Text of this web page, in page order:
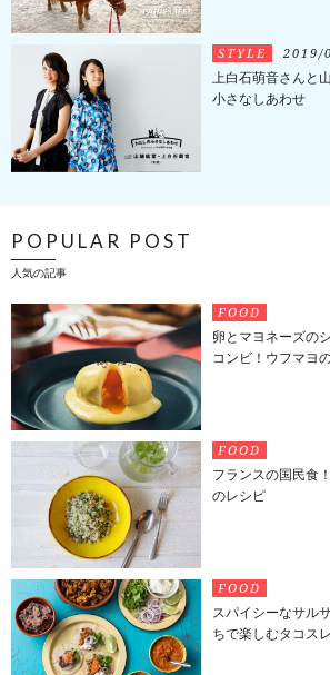
STYLE 2019/
上白石萌音さんと
小さなしあわせ
POPULAR POST
人気の記事
FOOD
卵とマヨネーズの
コンビ！ウフマヨ
FOOD
フランスの国民食
のレシピ
FOOD
スパイシーなサル
ちで楽しむタコス